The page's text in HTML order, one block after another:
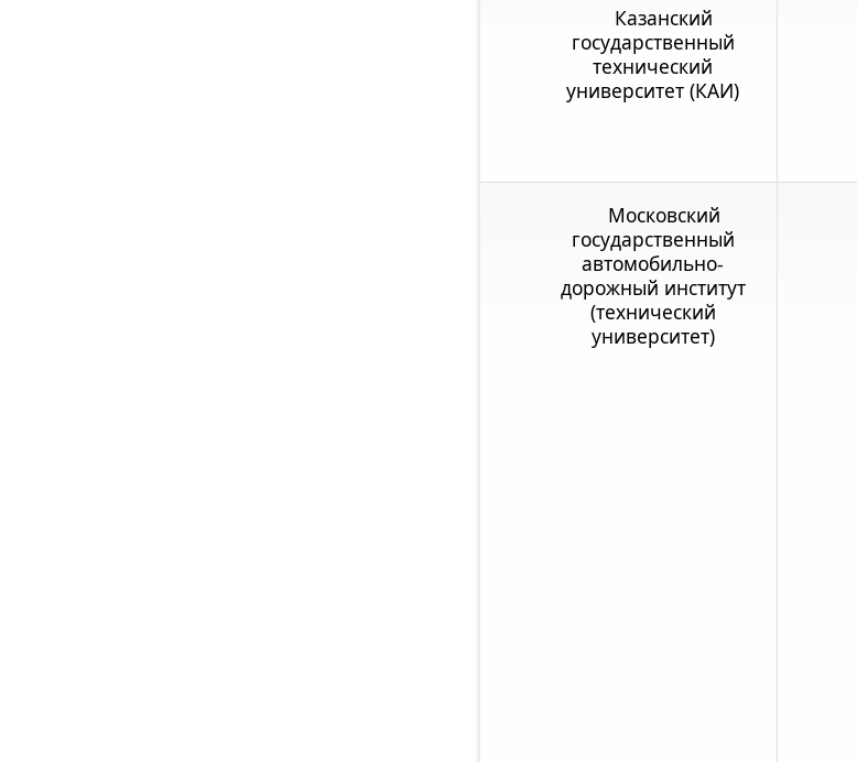
Казанский
государственный
технический
университет (КАИ)
Московский
государственный
автомобильно-
дорожный институт
(технический
университет)